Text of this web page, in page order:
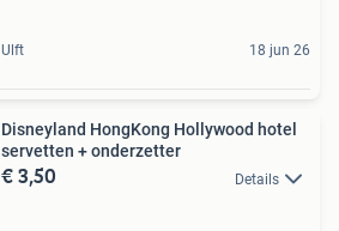
Ulft 18 jun 26
Disneyland HongKong Hollywood hotel
servetten + onderzetter
€ 3,50 Details